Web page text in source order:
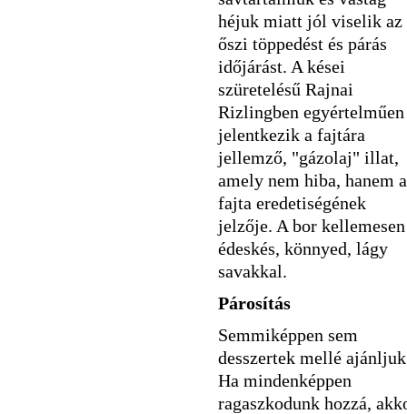
héjuk miatt jól viselik az
őszi töppedést és párás
időjárást. A kései
szüretelésű Rajnai
Rizlingben egyértelműen
jelentkezik a fajtára
jellemző, "gázolaj" illat,
amely nem hiba, hanem a
fajta eredetiségének
jelzője. A bor kellemesen
édeskés, könnyed, lágy
savakkal.
Párosítás
Semmiképpen sem
desszertek mellé
Ha mindenképpen
ragaszkodunk hozzá,